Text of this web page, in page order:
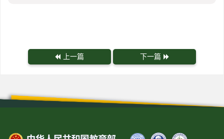
上一篇 下一篇